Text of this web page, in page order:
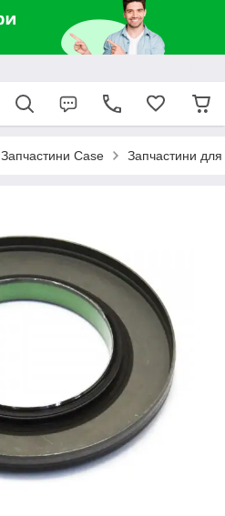
Запчастини Case Запчастини для